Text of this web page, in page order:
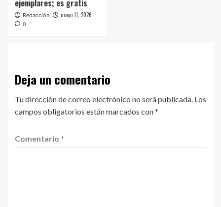
ejemplares; es gratis
Redacción mayo 11, 2026
0
Deja un comentario
Tu dirección de correo electrónico no será publicada. Los
campos obligatorios están marcados con*
Comentario *